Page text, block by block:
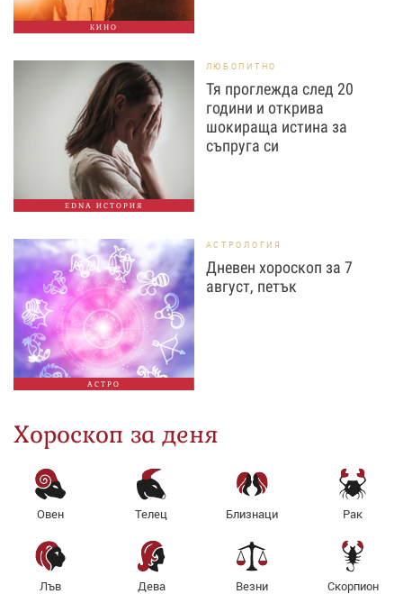
КИНО
EDNA ИСТОРИЯ
ЛЮБОПИТНО
Тя проглежда след 20
години и открива
шокираща истина за
съпруга си
АСТРО
АСТРОЛОГИЯ
Дневен хороскоп за 7
август, петък
Хороскоп за деня
Овен Телец Близнаци Рак
Лъв Дева Везни Скорпион